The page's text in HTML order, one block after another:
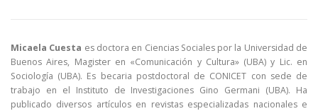
RED DE INVESTIGADORES DE TEORÍA CRÍTICA
Micaela Cuesta es doctora en Ciencias Sociales por la Universidad de
Buenos Aires, Magister en «Comunicación y Cultura» (UBA) y Lic. en
Sociología (UBA). Es becaria postdoctoral de CONICET con sede de
trabajo en el Instituto de Investigaciones Gino Germani (UBA). Ha
publicado diversos artículos en revistas especializadas nacionales e